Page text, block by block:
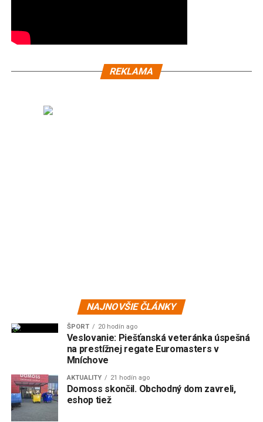
REKLAMA
NAJNOVŠIE ČLÁNKY
ŠPORT 20 hodín ago
Veslovanie: Piešťanská veteránka úspešná
na prestížnej regate Euromasters v
Mníchove
AKTUALITY 21 hodín ago
Domoss skončil. Obchodný dom zavreli,
eshop tiež